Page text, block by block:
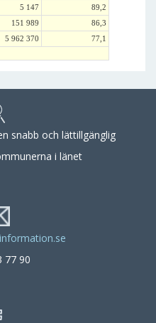
5 147
89,2
151 989
86,3
5 962 370 77,1
snabb och lättillgänglig
i länet
77 90